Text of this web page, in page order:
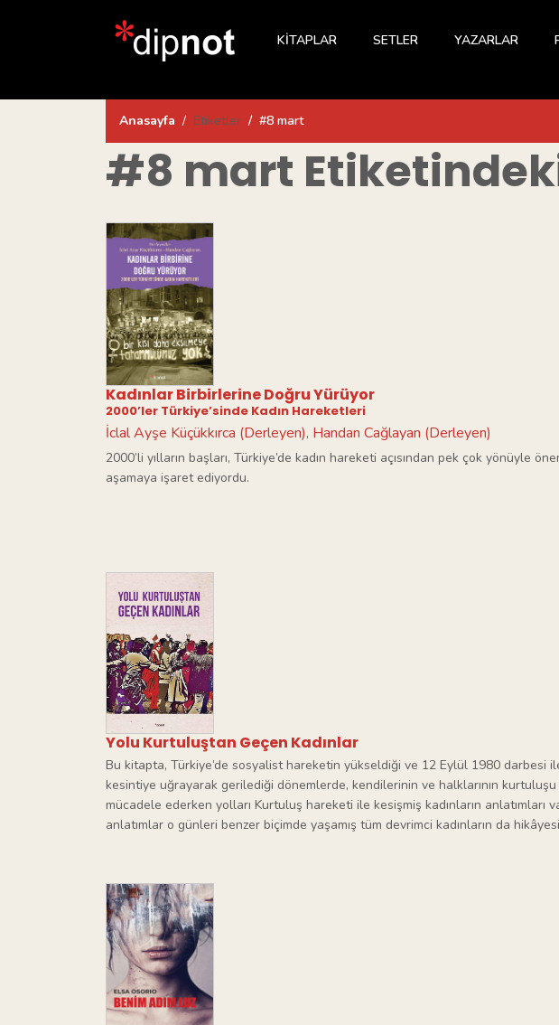
KİTAPLAR SETLER YAZARLAR
Anasayfa Etiketler #8 mart
#8 mart
Kadınlar Birbirlerine Doğru Yürüyor
2000’ler Türkiye’sinde Kadın Hareketleri
İclal Ayşe Küçükkırca (Derleyen), Handan Cağlayan (Derleyen)
2000’li yılların başları, Türkiye’de kadın hareketi açısından pek çok yönüyle
aşamaya işaret ediyordu.
Yolu Kurtuluştan Geçen Kadınlar
Bu kitapta, Türkiye’de sosyalist hareketin yükseldiği ve 12 Eylül 1980 darbesi
kesintiye uğrayarak gerilediği dönemlerde, kendilerinin ve halklarının kurtuluşu
mücadele ederken yolları Kurtuluş hareketi ile kesişmiş kadınların anlatımları
anlatımlar o günleri benzer biçimde yaşamış tüm devrimci kadınların da